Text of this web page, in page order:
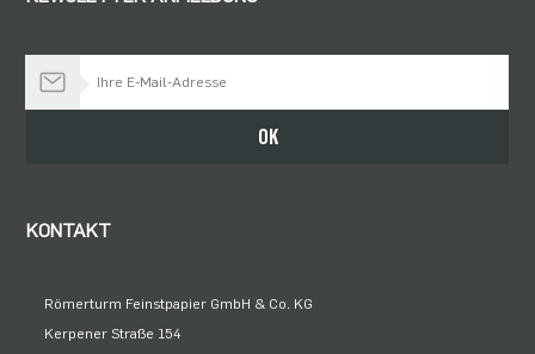
OK
KONTAKT
Römerturm Feinstpapier GmbH & Co. KG
Kerpener Straße 154